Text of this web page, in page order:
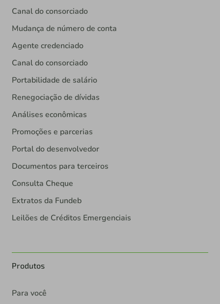
Canal do consorciado
Mudança de número de conta
Agente credenciado
Canal do consorciado
Portabilidade de salário
Renegociação de dívidas
Análises econômicas
Promoções e parcerias
Portal do desenvolvedor
Documentos para terceiros
Consulta Cheque
Extratos da Fundeb
Leilões de Créditos Emergenciais
Produtos
Para você